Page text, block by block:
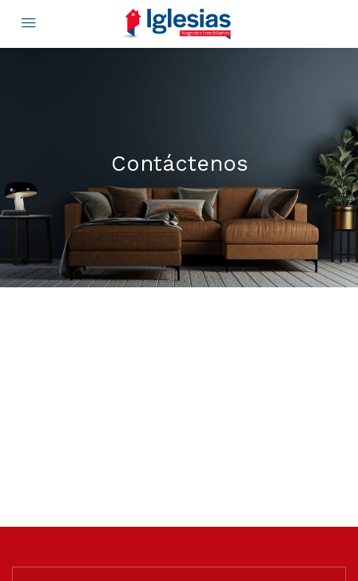
Contáctenos